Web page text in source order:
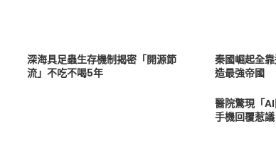
深海具足蟲生存機制揭密「開源節
流」不吃不喝5年
秦國崛起全
造最強帝國
醫院驚現「
手機回覆惹議